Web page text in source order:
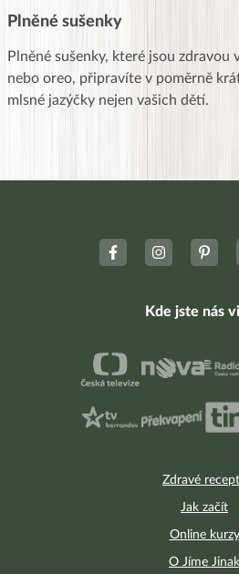
Plněné sušenky
Plněné sušenky, které jsou zdravou
nebo oreo, připravíte v poměrně
mlsné jazýčky nejen vašich dětí.
Zdravé
Jak začít
Online kurzy
O Jíme Jinak
Kde jste nás